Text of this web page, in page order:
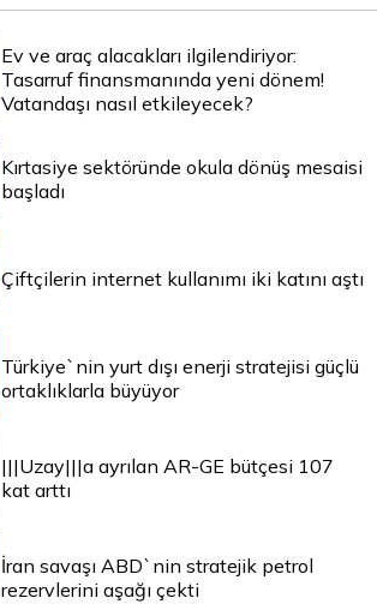
Ev ve araç alacakları ilgilendiriyor:
Tasarruf finansmanında yeni dönem!
Vatandaşı nasıl etkileyecek?
Kırtasiye sektöründe okula dönüş mesaisi
başladı
Çiftçilerin internet kullanımı iki katını aştı
Türkiye`nin yurt dışı enerji stratejisi güçlü
ortaklıklarla büyüyor
|||Uzay|||a ayrılan AR-GE bütçesi 107
kat arttı
İran savaşı ABD`nin stratejik petrol
rezervlerini aşağı çekti